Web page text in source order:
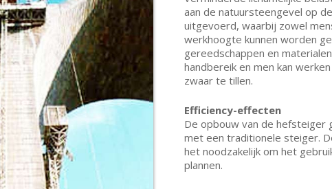
aan de natuursteengevel op
uitgevoerd, waarbij zowel
werkhoogte kunnen worden
gereedschappen en
handbereik en men kan
zwaar te tillen.
Efficiency-effecten
De opbouw van de hefsteiger
met een traditionele steiger.
het noodzakelijk om het
plannen.